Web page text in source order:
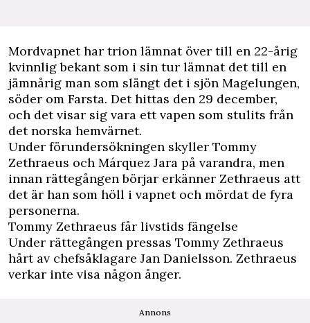
Mordvapnet har trion lämnat över till en 22-årig
kvinnlig bekant som i sin tur lämnat det till en
jämnårig man som slängt det i sjön Magelungen,
söder om Farsta. Det hittas den 29 december,
och det visar sig vara ett vapen som stulits från
det norska hemvärnet.
Under förundersökningen skyller Tommy
Zethraeus och Márquez Jara på varandra, men
innan rättegången börjar erkänner Zethraeus att
det är han som höll i vapnet och mördat de fyra
personerna.
Tommy Zethraeus får livstids fängelse
Under rättegången pressas Tommy Zethraeus
hårt av chefsåklagare Jan Danielsson. Zethraeus
verkar inte visa någon ånger.
Annons